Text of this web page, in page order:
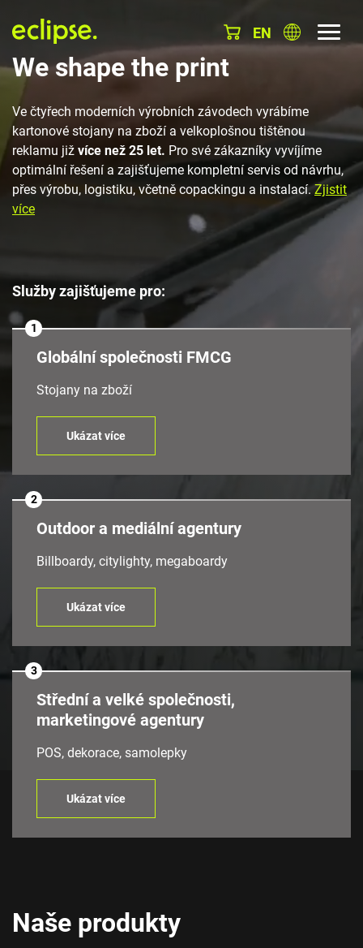
EN
We shape the print
Ve čtyřech moderních výrobních závodech vyrábíme
kartonové stojany na zboží a velkoplošnou tištěnou
reklamu již více než 25 let. Pro své zákazníky vyvíjíme
optimální řešení a zajišťujeme kompletní servis od návrhu,
přes výrobu, logistiku, včetně copackingu a instalací.Zjistit
více
Služby zajišťujeme pro:
1
Globální společnosti FMCG
Stojany na zboží
Ukázat více
2
Outdoor a mediální agentury
Billboardy, citylighty, megaboardy
Ukázat více
3
Střední a velké společnosti,
marketingové agentury
POS, dekorace, samolepky
Ukázat více
Naše produkty